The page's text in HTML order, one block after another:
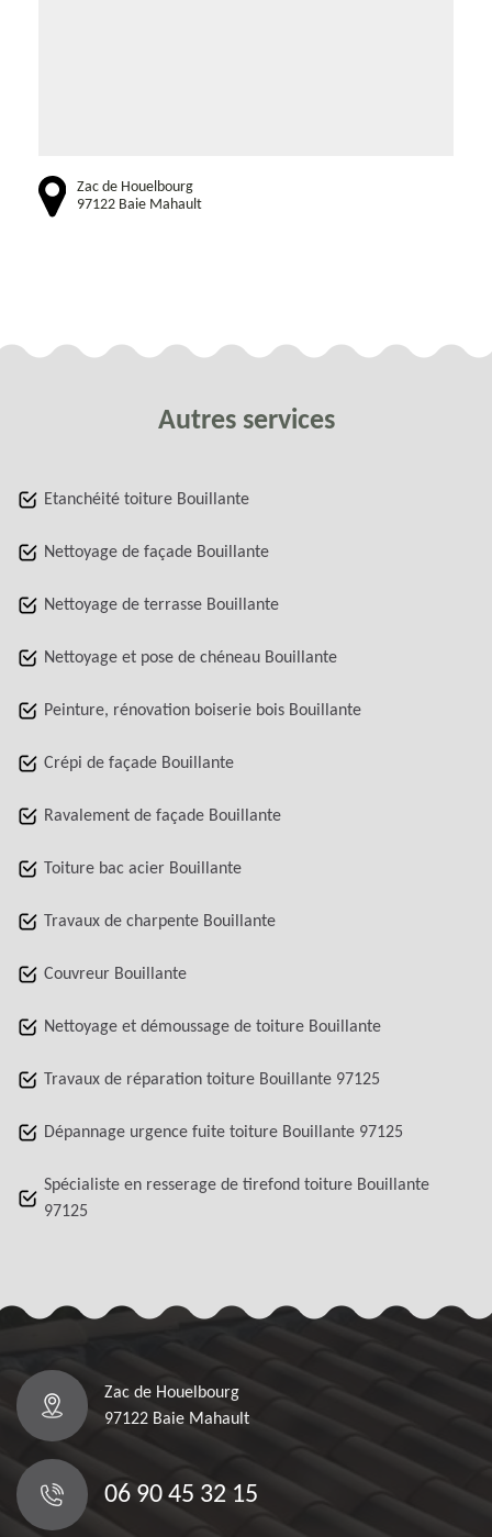
Zac de Houelbourg
97122 Baie Mahault
Autres services
Etanchéité toiture Bouillante
Nettoyage de façade Bouillante
Nettoyage de terrasse Bouillante
Nettoyage et pose de chéneau Bouillante
Peinture, rénovation boiserie bois Bouillante
Crépi de façade Bouillante
Ravalement de façade Bouillante
Toiture bac acier Bouillante
Travaux de charpente Bouillante
Couvreur Bouillante
Nettoyage et démoussage de toiture Bouillante
Travaux de réparation toiture Bouillante 97125
Dépannage urgence fuite toiture Bouillante 97125
Spécialiste en resserage de tirefond toiture Bouillante
97125
Zac de Houelbourg
97122 Baie Mahault
06 90 45 32 15